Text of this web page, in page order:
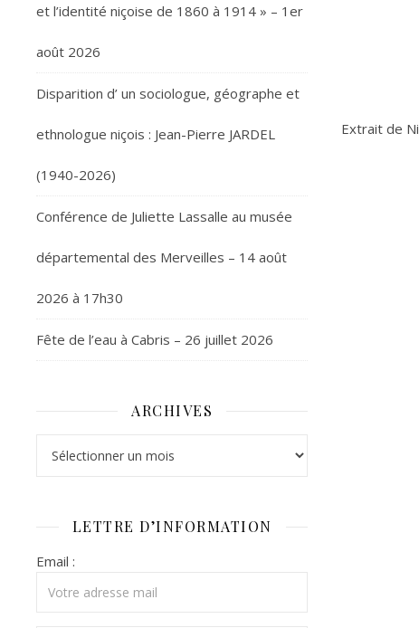
et l’identité niçoise de 1860 à 1914 » – 1er
août 2026
Disparition d’ un sociologue, géographe et
ethnologue niçois : Jean-Pierre JARDEL
(1940-2026)
Conférence de Juliette Lassalle au musée
départemental des Merveilles – 14 août
2026 à 17h30
Fête de l’eau à Cabris – 26 juillet 2026
ARCHIVES
LETTRE D’INFORMATION
Email :
Extrait de